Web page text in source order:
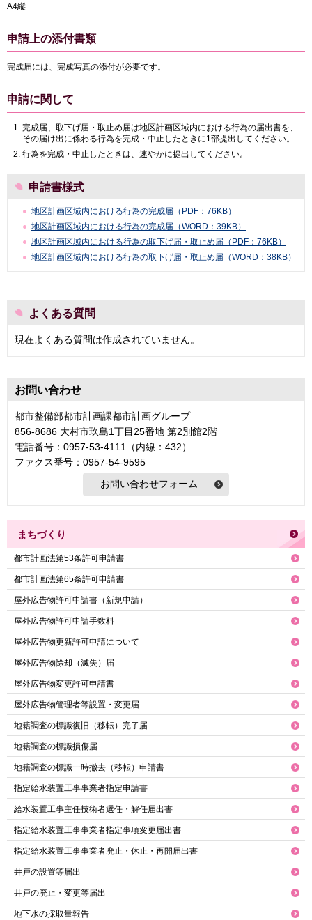
A4縦
申請上の添付書類
完成届には、完成写真の添付が必要です。
申請に関して
完成届、取下げ届・取止め届は地区計画区域内における行為の届出書を、
その届け出に係わる行為を完成・中止したときに1部提出してください。
行為を完成・中止したときは、速やかに提出してください。
申請書様式
地区計画区域内における行為の完成届（PDF：76KB）
地区計画区域内における行為の完成届（WORD：39KB）
地区計画区域内における行為の取下げ届・取止め届（PDF：76KB）
地区計画区域内における行為の取下げ届・取止め届（WORD：38KB）
よくある質問
現在よくある質問は作成されていません。
お問い合わせ
都市整備部都市計画課都市計画グループ
856-8686 大村市玖島1丁目25番地 第2別館2階
電話番号：0957-53-4111（内線：432）
ファクス番号：0957-54-9595
まちづくり
都市計画法第53条許可申請書
都市計画法第65条許可申請書
屋外広告物許可申請書（新規申請）
屋外広告物許可申請手数料
屋外広告物更新許可申請について
屋外広告物除却（滅失）届
屋外広告物変更許可申請書
屋外広告物管理者等設置・変更届
地籍調査の標識復旧（移転）完了届
地籍調査の標識損傷届
地籍調査の標識一時撤去（移転）申請書
指定給水装置工事事業者指定申請書
給水装置工事主任技術者選任・解任届出書
指定給水装置工事事業者指定事項変更届出書
指定給水装置工事事業者廃止・休止・再開届出書
井戸の設置等届出
井戸の廃止・変更等届出
地下水の採取量報告